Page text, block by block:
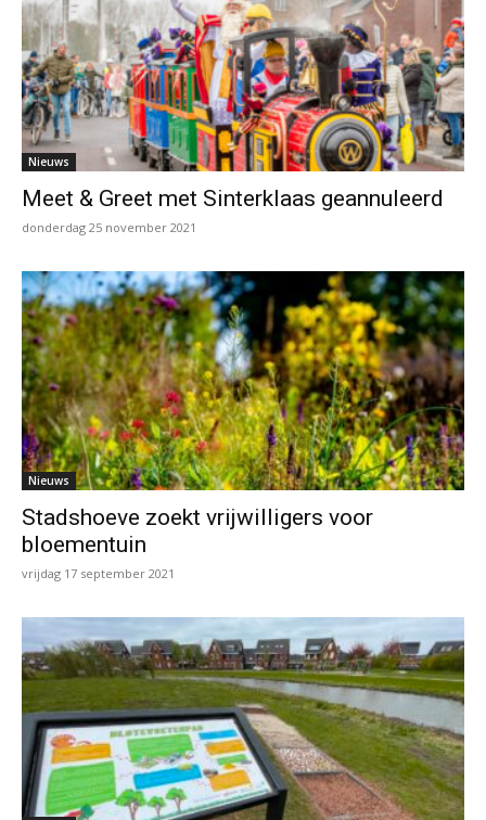
Nieuws
Meet & Greet met Sinterklaas geannuleerd
donderdag 25 november 2021
Nieuws
Stadshoeve zoekt vrijwilligers voor
bloementuin
vrijdag 17 september 2021